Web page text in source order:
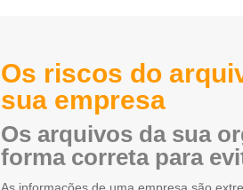
Os riscos do
sua empresa
Os arquivos da sua
forma correta para
As informações de uma empresa são